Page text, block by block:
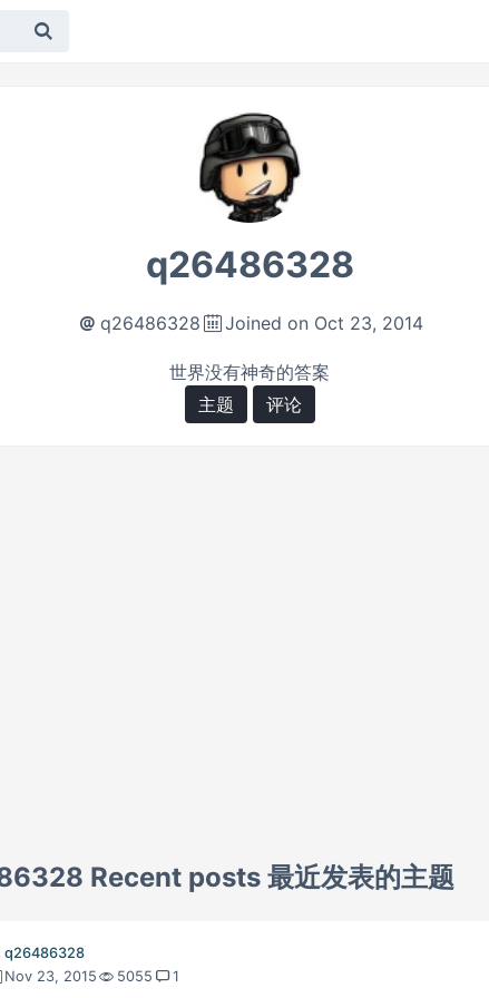
q26486328
q26486328 Joined on Oct 23, 2014
世界没有神奇的答案
主题
评论
Recent posts 最近发表的主题
q26486328
Nov 23, 2015
5055 1